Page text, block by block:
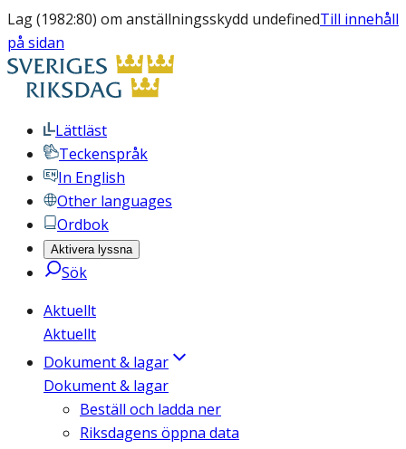
Lag (1982:80) om anställningsskydd undefinedTill innehåll
på sidan
Lättläst
Teckenspråk
In English
Other languages
Ordbok
Aktivera lyssna
Sök
Aktuellt
Aktuellt
Dokument & lagar
Dokument & lagar
Beställ och ladda ner
Riksdagens öppna data